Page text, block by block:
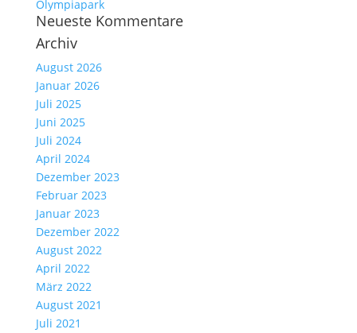
Olympiapark
Neueste Kommentare
Archiv
August 2026
Januar 2026
Juli 2025
Juni 2025
Juli 2024
April 2024
Dezember 2023
Februar 2023
Januar 2023
Dezember 2022
August 2022
April 2022
März 2022
August 2021
Juli 2021